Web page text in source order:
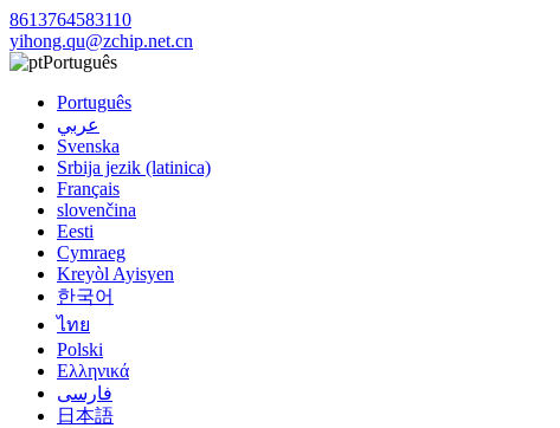
8613764583110
yihong.qu@zchip.net.cn
Português
Português
عربي
Svenska
Srbija jezik (latinica)
Français
slovenčina
Eesti
Cymraeg
Kreyòl Ayisyen
한국어
ไทย
Polski
Ελληνικά
فارسی
日本語